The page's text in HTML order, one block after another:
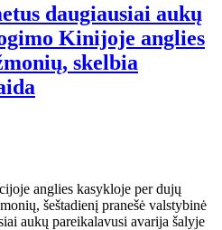
daugiausiai aukų
Kinijoje anglies
skelbia
anglies kasykloje per dujų
šeštadienį pranešė valstybinė
aukų pareikalavusi avarija šalyje